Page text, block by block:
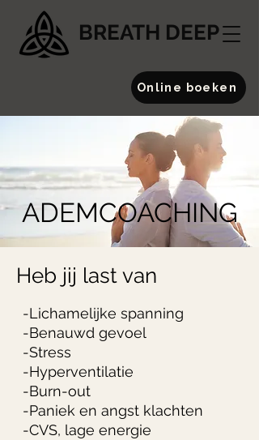
BREATH DEEP
Online boeken
ADEMCOACHING
Heb jij last van
-Lichamelijke spanning
-Benauwd gevoel
-Stress
-Hyperventilatie
-Burn-out
-Paniek en angst klachten
-CVS, lage energie